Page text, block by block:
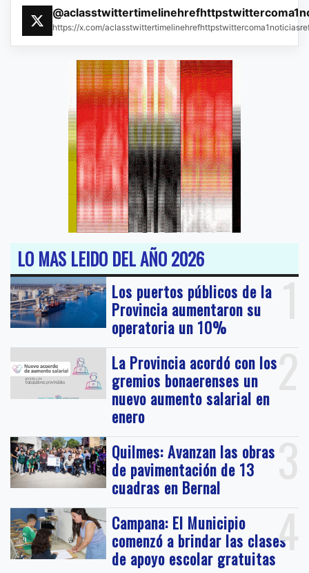
https://x.com/
LO MAS LEIDO DEL AÑO 2026
1
Los puertos públicos de la
Provincia aumentaron su
operatoria un 10%
2
La Provincia acordó con los
gremios bonaerenses un
nuevo aumento salarial en
enero
3
Quilmes: Avanzan las obras
de pavimentación de 13
cuadras en Bernal
4
Campana: El Municipio
comenzó a brindar las clases
de apoyo escolar gratuitas